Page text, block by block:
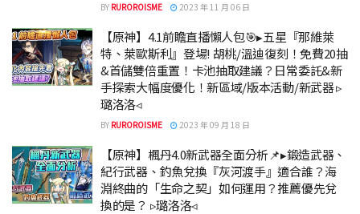
BY RUROROISME 2023 年 11 月 06 日
【原神】4.1前瞻直播懶人包🎯▸五星『那維萊
特、萊歐斯利』登場! 胡桃/溫迪復刻！免費20抽
&首儲雙倍重置！卡池抽取建議？日常委託&新
手探索大幅度優化！新區域/版本活動/新武器 ▹
璐洛洛◃
BY RUROROISME 2023 年 09 月 18 日
【原神】楓丹4.0新武器全面分析📌▸鍛造武器、
紀行武器、釣魚兌換『灰河渡手』適合誰？海
淵終曲的「生命之契」如何運用？推薦優先兌
換的是？ ▹璐洛洛◃